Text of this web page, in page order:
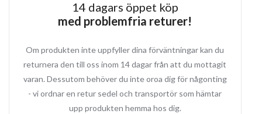
14 dagars öppet köp
med problemfria returer!
Om produkten inte uppfyller dina förväntningar kan du
returnera den till oss inom 14 dagar från att du mottagit
varan. Dessutom behöver du inte oroa dig för någonting
- vi ordnar en retur sedel och transportör som hämtar
upp produkten hemma hos dig.